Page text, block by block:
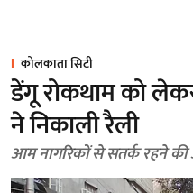
कोलकाता सिटी
डेंगू रोकथाम को
ने निकाली रैली
आम नागरिकों से सतर्क रहने